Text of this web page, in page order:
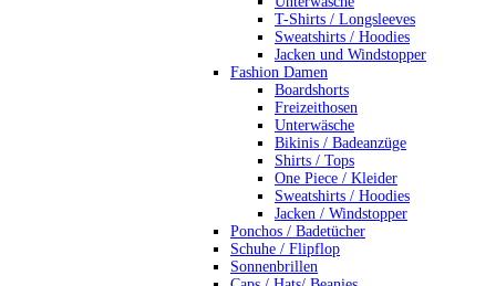
T-Shirts / Longsleeves
Sweatshirts / Hoodies
Jacken und Windstopper
Fashion Damen
Boardshorts
Freizeithosen
Unterwäsche
Bikinis / Badeanzüge
Shirts / Tops
One Piece / Kleider
Sweatshirts / Hoodies
Jacken / Windstopper
Ponchos / Badetücher
Schuhe / Flipflop
Sonnenbrillen